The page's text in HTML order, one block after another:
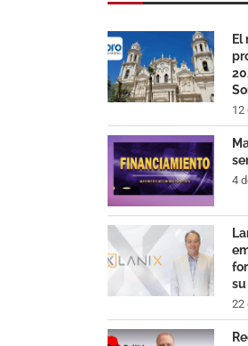
El
12
4
22